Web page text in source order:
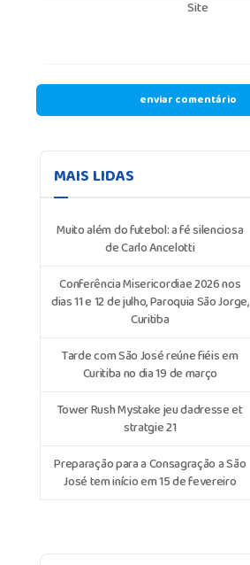
Site
MAIS LIDAS
Muito além do futebol: a fé silenciosa
de Carlo Ancelotti
Conferência Misericordiae 2026 nos
dias 11 e 12 de julho, Paroquia São Jorge,
Curitiba
Tarde com São José reúne fiéis em
Curitiba no dia 19 de março
Tower Rush Mystake jeu dadresse et
stratgie 21
Preparação para a Consagração a São
José tem início em 15 de fevereiro